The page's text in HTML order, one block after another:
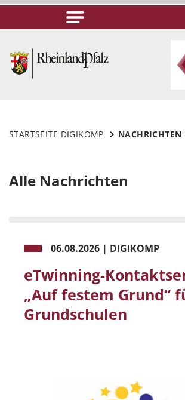
STARTSEITE DIGIKOMP
Alle Nachrichten
06.08.2026 | DIGIKOMP
eTwinning-
„Auf festem Grund“
Grundschulen